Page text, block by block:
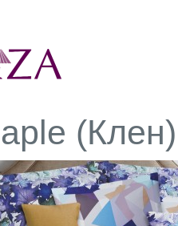
(Клен)